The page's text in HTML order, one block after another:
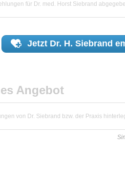
für Dr. med. Horst Siebrand
Jetzt Dr. H. Siebrand
Angebot
von Dr. Siebrand bzw. der Praxis